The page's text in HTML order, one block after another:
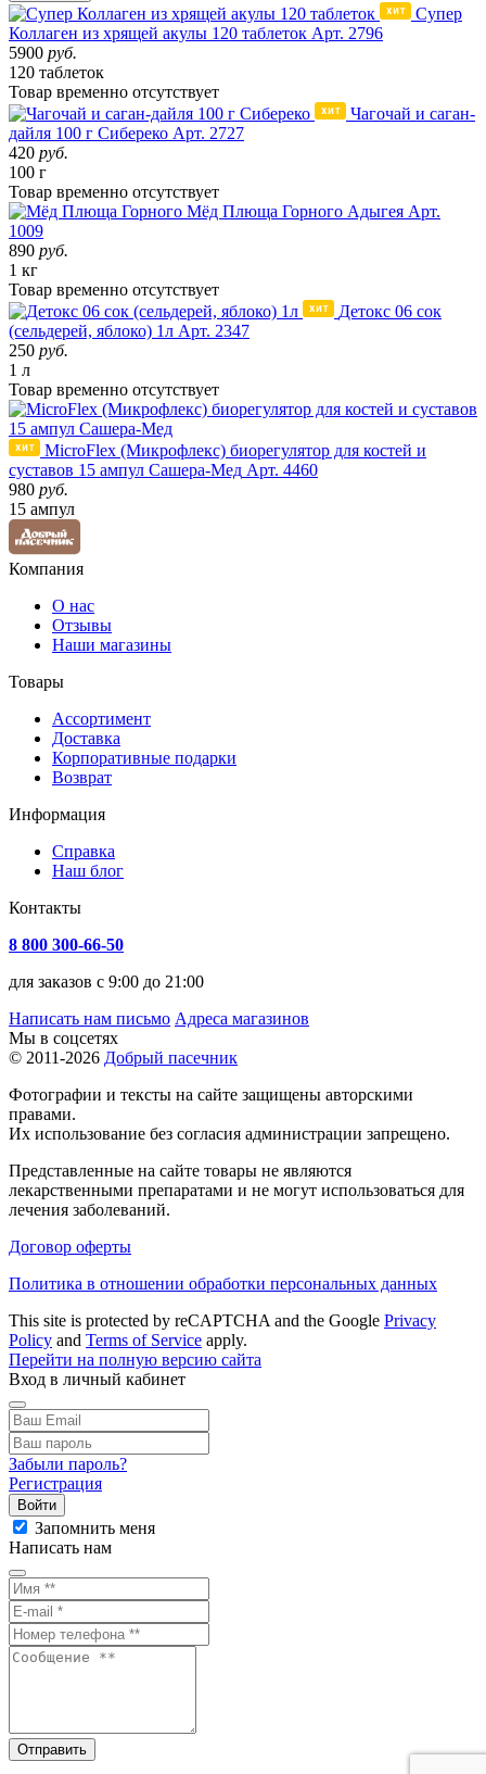
Супер
Коллаген из хрящей акулы 120 таблеток Арт. 2796
5900 руб.
120 таблеток
Товар временно отсутствует
Чагочай и саган-
дайля 100 г Сибереко Арт. 2727
420 руб.
100 г
Товар временно отсутствует
Мёд Плюща Горного Адыгея Арт.
1009
890 руб.
1 кг
Товар временно отсутствует
Детокс 06 сок
(сельдерей, яблоко) 1л Арт. 2347
250 руб.
1 л
Товар временно отсутствует
MicroFlex (Микрофлекс) биорегулятор для костей и
суставов 15 ампул Сашера-Мед Арт. 4460
980 руб.
15 ампул
Компания
О нас
Отзывы
Наши магазины
Товары
Ассортимент
Доставка
Корпоративные подарки
Возврат
Информация
Справка
Наш блог
Контакты
8 800 300-66-50
для заказов с 9:00 до 21:00
Написать нам письмо Адреса магазинов
Мы в соцсетях
© 2011-2026 Добрый пасечник
Фотографии и тексты на сайте защищены авторскими
правами.
Их использование без согласия администрации запрещено.
Представленные на сайте товары не являются
лекарственными препаратами и не могут использоваться для
лечения заболеваний.
Договор оферты
Политика в отношении обработки персональных данных
This site is protected by reCAPTCHA and the Google Privacy
Policy and Terms of Service apply.
Перейти на полную версию сайта
Вход в личный кабинет
Забыли пароль?
Регистрация
Войти
Запомнить меня
Написать нам
Отправить